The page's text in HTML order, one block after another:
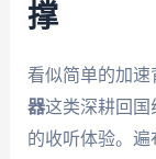
撑
看似简单的加速
器这类深耕回国
的收听体验。